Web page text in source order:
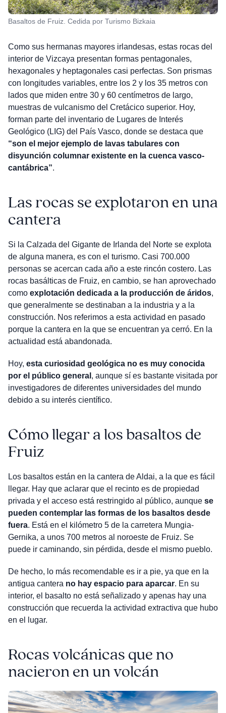
Basaltos de Fruiz. Cedida por Turismo Bizkaia
Como sus hermanas mayores irlandesas, estas rocas del
interior de Vizcaya presentan formas pentagonales,
hexagonales y heptagonales casi perfectas. Son prismas
con longitudes variables, entre los 2 y los 35 metros con
lados que miden entre 30 y 60 centímetros de largo,
muestras de vulcanismo del Cretácico superior. Hoy,
forman parte del inventario de Lugares de Interés
Geológico (LIG) del País Vasco, donde se destaca que
“son el mejor ejemplo de lavas tabulares con
disyunción columnar existente en la cuenca vasco-
cantábrica”.
Las rocas se explotaron en una
cantera
Si la Calzada del Gigante de Irlanda del Norte se explota
de alguna manera, es con el turismo. Casi 700.000
personas se acercan cada año a este rincón costero. Las
rocas basálticas de Fruiz, en cambio, se han aprovechado
como explotación dedicada a la producción de áridos,
que generalmente se destinaban a la industria y a la
construcción. Nos referimos a esta actividad en pasado
porque la cantera en la que se encuentran ya cerró. En la
actualidad está abandonada.
Hoy, esta curiosidad geológica no es muy conocida
por el público general , aunque sí es bastante visitada por
investigadores de diferentes universidades del mundo
debido a su interés científico.
Cómo llegar a los basaltos de
Fruiz
Los basaltos están en la cantera de Aldai, a la que es fácil
llegar. Hay que aclarar que el recinto es de propiedad
privada y el acceso está restringido al público, aunque se
pueden contemplar las formas de los basaltos desde
fuera. Está en el kilómetro 5 de la carretera Mungia-
Gernika, a unos 700 metros al noroeste de Fruiz. Se
puede ir caminando, sin pérdida, desde el mismo pueblo.
De hecho, lo más recomendable es ir a pie, ya que en la
antigua cantera no hay espacio para aparcar. En su
interior, el basalto no está señalizado y apenas hay una
construcción que recuerda la actividad extractiva que hubo
en el lugar.
Rocas volcánicas que no
nacieron en un volcán